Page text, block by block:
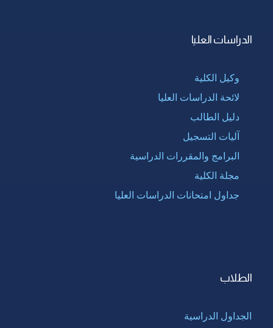
الدراسات العليا
وكيل الكلية
لائحة الدراسات العليا
دليل الطالب
آليات التسجيل
البرامج والمقررات الدراسية
مجلة الكلية
جداول امتحانات الدراسات العليا
الطلاب
الجداول الدراسية